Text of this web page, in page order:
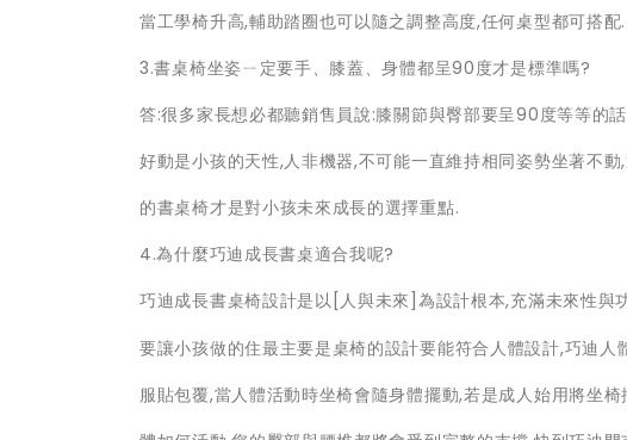
當工學椅升高,輔助踏圈也可以隨之調整高度,任何桌型都可搭配.
3.書桌椅坐姿ㄧ定要手、膝蓋、身體都呈90度才是標準嗎?
答:很多家長想必都聽銷售員說:膝關節與臀部要呈90度等等的
好動是小孩的天性,人非機器,不可能一直維持相同姿勢坐著不
的書桌椅才是對小孩未來成長的選擇重點.
4.為什麼巧迪成長書桌適合我呢?
巧迪成長書桌椅設計是以[人與未來]為設計根本,充滿未來性
要讓小孩做的住最主要是桌椅的設計要能符合人體設計,巧迪
服貼包覆,當人體活動時坐椅會隨身體擺動,若是成人始用將坐